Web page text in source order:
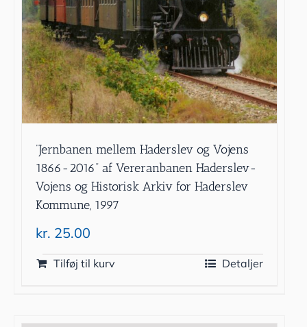
”Jernbanen mellem Haderslev og Vojens
1866-2016” af Vereranbanen Haderslev-
Vojens og Historisk Arkiv for Haderslev
Kommune, 1997
kr. 25.00
Tilføj til kurv Detaljer